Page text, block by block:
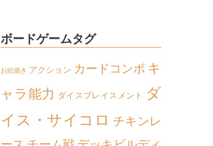
ボードゲームタグ
お絵描き アクション カードコンボ キ
ャラ能力
ダイスプレイスメント
ダ
イス・サイコロ チキンレ